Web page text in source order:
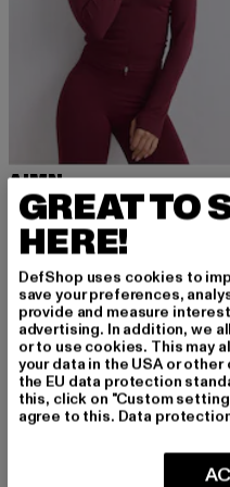
AIMN
Shape Seamless
53,99 EUR
Derzeitiger Preis: 53,99 EUR
59,99 EUR
-10%
GREAT TO
HERE!
DefShop uses cookies to
save your preferences,
provide and measure
advertising. In addition, we
or to use cookies. This may
your data in the USA or
the EU data protection
this, click on "Custom
agree to this. Data